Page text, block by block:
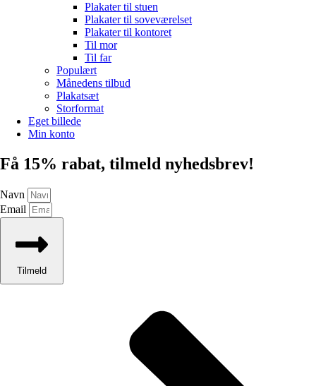
Plakater til stuen
Plakater til soveværelset
Plakater til kontoret
Til mor
Til far
Populært
Månedens tilbud
Plakatsæt
Storformat
Eget billede
Min konto
Få 15% rabat, tilmeld nyhedsbrev!
Navn
Email
Tilmeld